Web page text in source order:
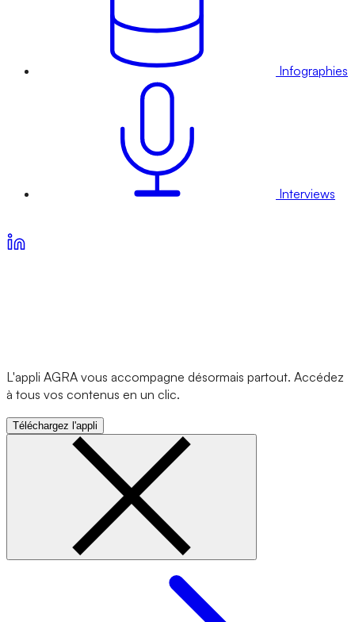
Infographies
Interviews
L'appli AGRA vous accompagne désormais partout. Accédez
à tous vos contenus en un clic.
Téléchargez l'appli